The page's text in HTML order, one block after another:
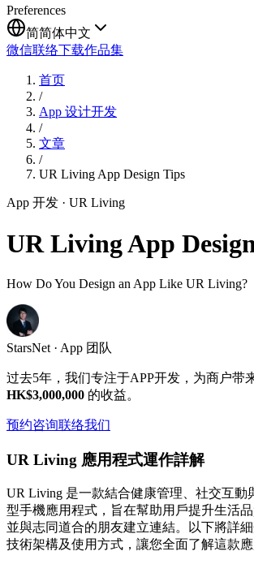
Preferences
简简体中文
微信联络下载作品集
首页
/
App 设计开发
/
文章
/
UR Living App Design Tips
App 开发 · UR Living
UR Living App
How Do You Design an App Like UR Living?
StarsNet · App 团队
过去5年，我们专注于APP开发，为商户带
HK$3,000,000 的收益。
预约咨询联络我们
UR Living 應用程式運作詳解
UR Living 是一款結合健康管理、社交互動
型手機應用程式，旨在幫助用戶提升生活
並與志同道合的朋友建立連結。以下將詳細
技術架構及使用方式，讓您全面了解這款應